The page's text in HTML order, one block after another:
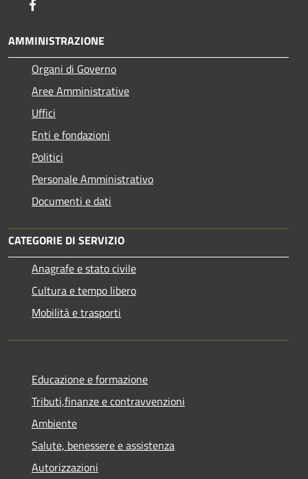
AMMINISTRAZIONE
Organi di Governo
Aree Amministrative
Uffici
Enti e fondazioni
Politici
Personale Amministrativo
Documenti e dati
CATEGORIE DI SERVIZIO
Anagrafe e stato civile
Cultura e tempo libero
Mobilità e trasporti
Educazione e formazione
Tributi,finanze e contravvenzioni
Ambiente
Salute, benessere e assistenza
Autorizzazioni